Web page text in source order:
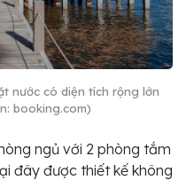
nước có diện tích rộng lớn
booking.com)
ngủ với 2 phòng tắm
đây được thiết kế không